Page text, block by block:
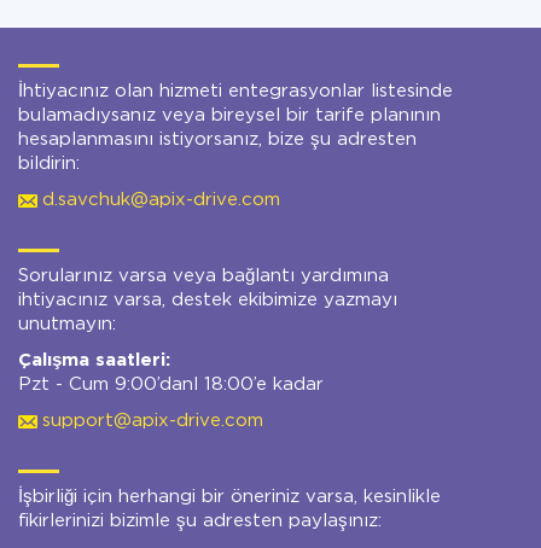
İhtiyacınız olan hizmeti entegrasyonlar listesinde
bulamadıysanız veya bireysel bir tarife planının
hesaplanmasını istiyorsanız, bize şu adresten
bildirin:
d.savchuk@apix-drive.com
Sorularınız varsa veya bağlantı yardımına
ihtiyacınız varsa, destek ekibimize yazmayı
unutmayın:
Çalışma saatleri:
Pzt - Cum 9:00’danl 18:00’e kadar
support@apix-drive.com
İşbirliği için herhangi bir öneriniz varsa, kesinlikle
fikirlerinizi bizimle şu adresten paylaşınız: